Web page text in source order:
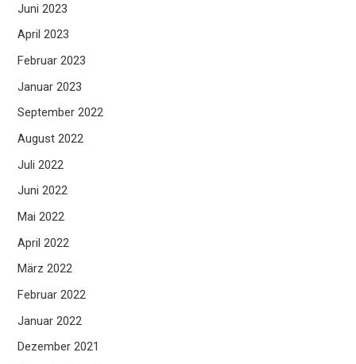
Juni 2023
April 2023
Februar 2023
Januar 2023
September 2022
August 2022
Juli 2022
Juni 2022
Mai 2022
April 2022
März 2022
Februar 2022
Januar 2022
Dezember 2021